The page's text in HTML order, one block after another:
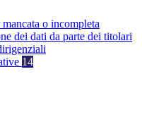
o incompleta
dei dati da parte dei titolari
14